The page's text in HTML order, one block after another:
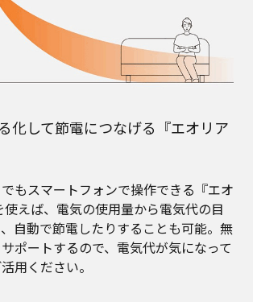
化して節電につなげる『エオリア
もスマートフォンで操作できる『エオ
使えば、電気の使用量から電気代の目
自動で節電したりすることも可能。無
ポートするので、電気代が気になって
用ください。